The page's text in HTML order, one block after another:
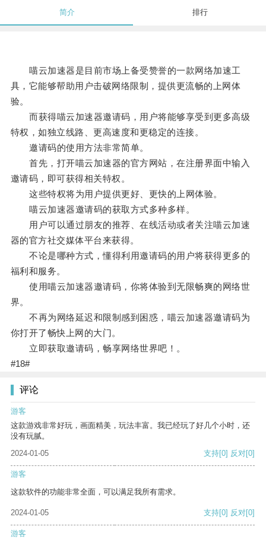
简介 排行
喵云加速器是目前市场上备受赞誉的一款网络加速工
具，它能够帮助用户击破网络限制，提供更流畅的上网体
验。
而获得喵云加速器邀请码，用户将能够享受到更多高级
特权，如独立线路、更高速度和更稳定的连接。
邀请码的使用方法非常简单。
首先，打开喵云加速器的官方网站，在注册界面中输入
邀请码，即可获得相关特权。
这些特权将为用户提供更好、更快的上网体验。
喵云加速器邀请码的获取方式多种多样。
用户可以通过朋友的推荐、在线活动或者关注喵云加速
器的官方社交媒体平台来获得。
不论是哪种方式，懂得利用邀请码的用户将获得更多的
福利和服务。
使用喵云加速器邀请码，你将体验到无限畅爽的网络世
界。
不再为网络延迟和限制感到困惑，喵云加速器邀请码为
你打开了畅快上网的大门。
立即获取邀请码，畅享网络世界吧！。
#18#
评论
游客
这款游戏非常好玩，画面精美，玩法丰富。我已经玩了好几个小时，还
没有玩腻。
2024-01-05
支持[0] 反对[0]
游客
这款软件的功能非常全面，可以满足我所有需求。
2024-01-05 支持[0] 反对[0]
游客